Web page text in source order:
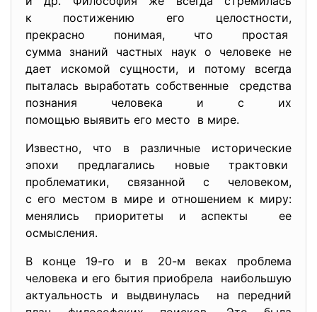
к постижению его целостности,
прекрасно понимая, что простая
сумма знаний частных наук о человеке не
дает искомой сущности, и потому всегда
пыталась выработать собственные средства
познания человека и с их
помощью выявить его место в мире.
Известно, что в различные исторические
эпохи предлагались новые трактовки
проблематики, связанной с человеком,
с его местом в мире и отношением к миру:
менялись приоритеты и аспекты ее
осмысления.
В конце 19-го и в 20-м веках проблема
человека и его бытия приобрела наибольшую
актуальность и выдвинулась на передний